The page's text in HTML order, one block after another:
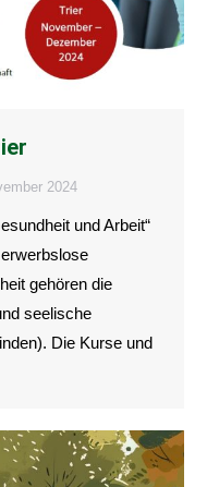
2024
und Arbeit“
gehören die
seelische
Die Kurse und